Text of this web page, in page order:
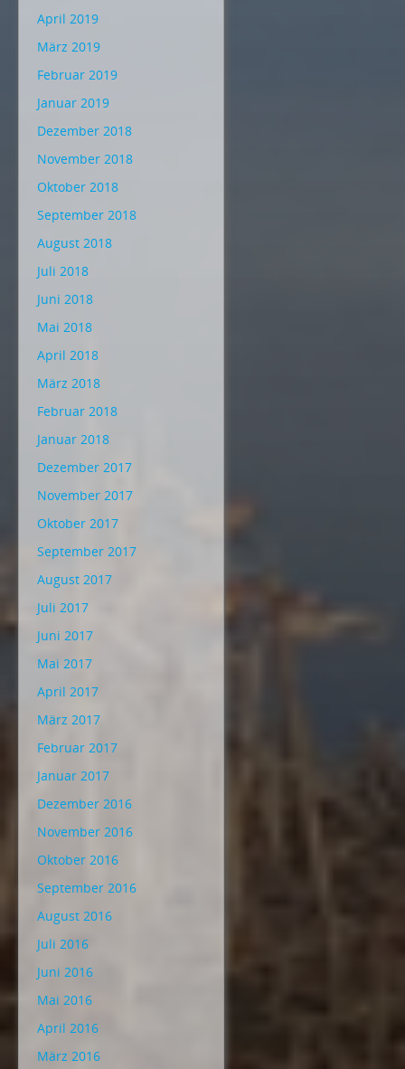
April 2019
März 2019
Februar 2019
Januar 2019
Dezember 2018
November 2018
Oktober 2018
September 2018
August 2018
Juli 2018
Juni 2018
Mai 2018
April 2018
März 2018
Februar 2018
Januar 2018
Dezember 2017
November 2017
Oktober 2017
September 2017
August 2017
Juli 2017
Juni 2017
Mai 2017
April 2017
März 2017
Februar 2017
Januar 2017
Dezember 2016
November 2016
Oktober 2016
September 2016
August 2016
Juli 2016
Juni 2016
Mai 2016
April 2016
März 2016